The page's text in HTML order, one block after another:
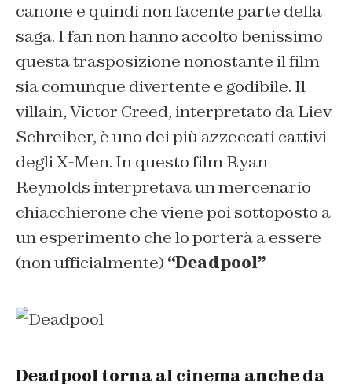
canone e quindi non facente parte della
saga. I fan non hanno accolto benissimo
questa trasposizione nonostante il film
sia comunque divertente e godibile. Il
villain, Victor Creed, interpretato da Liev
Schreiber, è uno dei più azzeccati cattivi
degli X-Men. In questo film Ryan
Reynolds interpretava un mercenario
chiacchierone che viene poi sottoposto a
un esperimento che lo porterà a essere
(non ufficialmente) “Deadpool”
Deadpool torna al cinema anche da